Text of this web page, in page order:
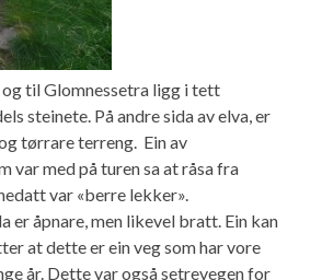
og til Glomnessetra ligg i tett
steinete. På andre sida av elva, er
tørrare terreng. Ein av
var med på turen sa at råsa fra
var «berre lekker».
er åpnare, men likevel bratt. Ein kan
at dette er ein veg som har vore
år. Dette var også setrevegen for